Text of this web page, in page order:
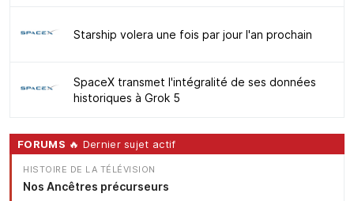
Starship volera une fois par jour l'an prochain
SpaceX transmet l'intégralité de ses données
historiques à Grok 5
FORUMS 🔥 Dernier sujet actif
HISTOIRE DE LA TÉLÉVISION
Nos Ancêtres précurseurs